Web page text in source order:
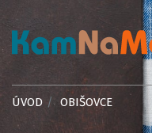
ÚVOD OBIŠOVCE